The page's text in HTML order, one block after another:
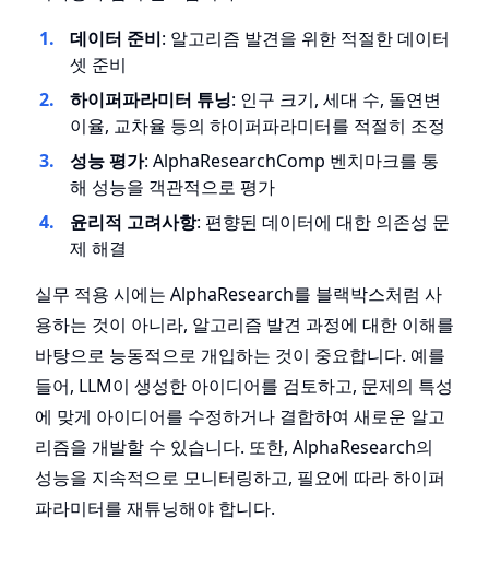
데이터 준비: 알고리즘 발견을 위한 적절한 데이터
셋 준비
하이퍼파라미터 튜닝: 인구 크기, 세대 수, 돌연변
이율, 교차율 등의 하이퍼파라미터를 적절히 조정
성능 평가: AlphaResearchComp 벤치마크를 통
해 성능을 객관적으로 평가
윤리적 고려사항: 편향된 데이터에 대한 의존성 문
제 해결
실무 적용 시에는 AlphaResearch를 블랙박스처럼 사
용하는 것이 아니라, 알고리즘 발견 과정에 대한 이해를
바탕으로 능동적으로 개입하는 것이 중요합니다. 예를
들어, LLM이 생성한 아이디어를 검토하고, 문제의 특성
에 맞게 아이디어를 수정하거나 결합하여 새로운 알고
리즘을 개발할 수 있습니다. 또한, AlphaResearch의
성능을 지속적으로 모니터링하고, 필요에 따라 하이퍼
파라미터를 재튜닝해야 합니다.